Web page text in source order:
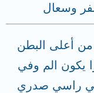
وسعال
من أعلى البطن
يكون الم وفي
راسي صدري